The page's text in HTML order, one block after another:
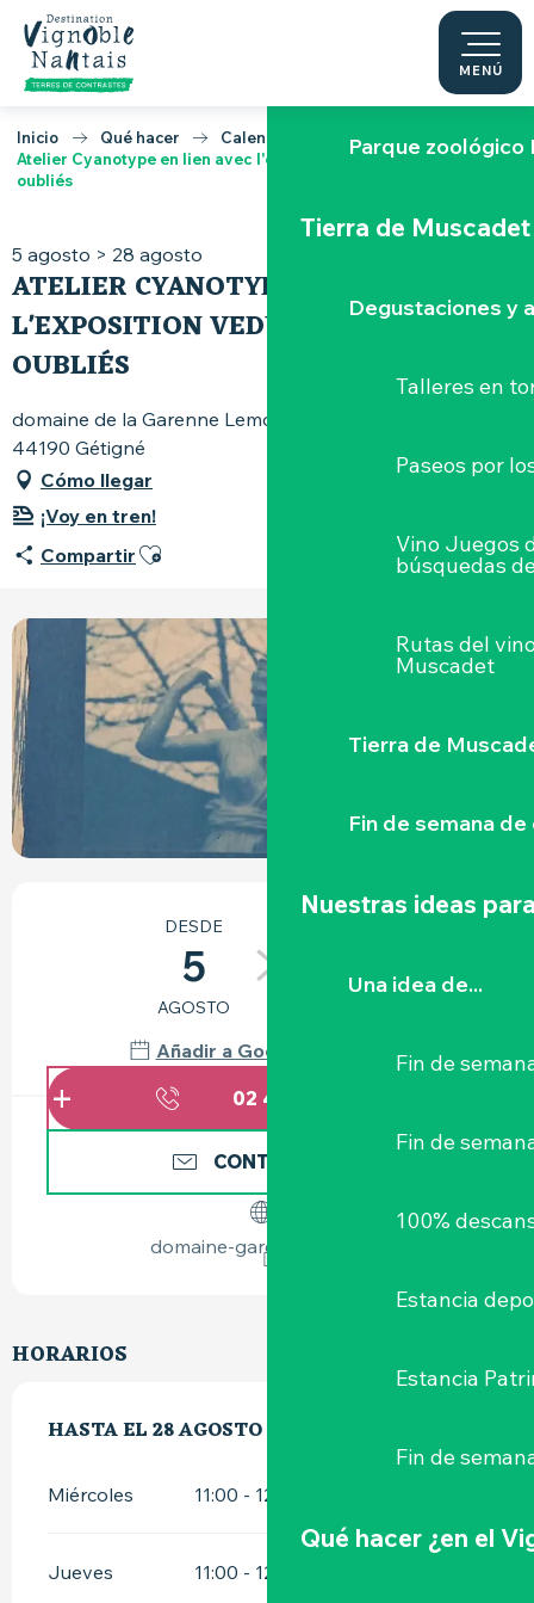
Aller
contenu
principal
MENÚ
A través de las
Parque zoológico
Tierra de Muscadet
Degustaciones y
Talleres en
Paseos por
Vino Juegos
búsquedas
Rutas del
Muscadet
Tierra de
Fin de semana
Nuestras ideas
Una idea de...
Fin de
Fin de
100%
Estancia
Estancia
Fin de
Qué hacer ¿en el
Inicio Qué hacer
Calendario
Atelier Cyanotype en lien avec l'exposition Veduta - Les palais
oubliés
5 agosto > 28 agosto
ATELIER CYANOTYPE EN LIEN AVEC
L'EXPOSITION VEDUTA - LES PALAIS
OUBLIÉS
domaine de la Garenne Lemot, avenue Xavier-Rineau,
44190 Gétigné
Cómo llegar
¡Voy en tren!
Compartir Ajouter aux favoris
HORARIOS Y DATOS DE CONTACTO
DESDE
5
AGOSTO
28
Añadir a Google Calendar
02 40 54 75
CONTÁCTENOS
domaine-garenne-lemot.fr
HORARIOS
DEL5 AGOSTO 2026AL
HASTA EL28 AGOSTO 2026
Miércoles 11:00 - 12:00
Jueves 11:00 - 12:00